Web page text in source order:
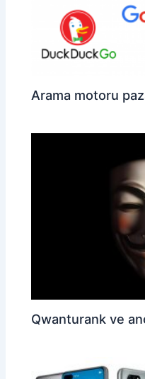
Arama motoru
Qwanturank ve